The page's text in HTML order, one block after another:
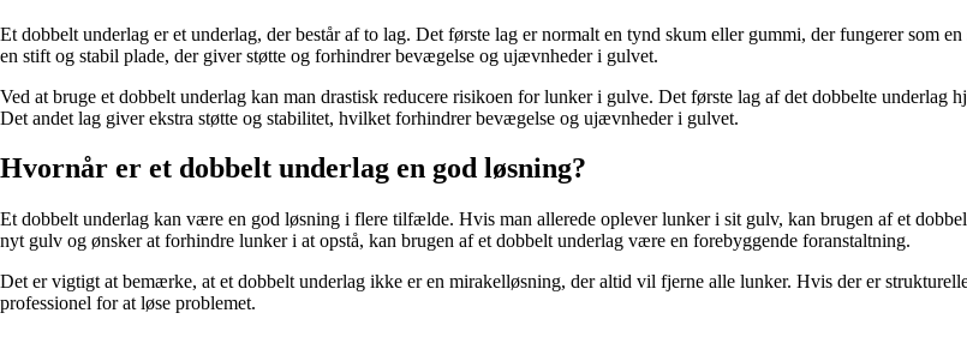
Et dobbelt underlag er et underlag, der består af to lag. Det første lag er normalt en tynd skum eller gummi, der fungerer som
en stift og stabil plade, der giver støtte og forhindrer bevægelse og ujævnheder i gulvet.
Ved at bruge et dobbelt underlag kan man drastisk reducere risikoen for lunker i gulve. Det første lag af det dobbelte underlag
Det andet lag giver ekstra støtte og stabilitet, hvilket forhindrer bevægelse og ujævnheder i gulvet.
Hvornår er et dobbelt underlag en god løsning?
Et dobbelt underlag kan være en god løsning i flere tilfælde. Hvis man allerede oplever lunker i sit gulv, kan brugen af et
nyt gulv og ønsker at forhindre lunker i at opstå, kan brugen af et dobbelt underlag være en forebyggende foranstaltning.
Det er vigtigt at bemærke, at et dobbelt underlag ikke er en mirakelløsning, der altid vil fjerne alle lunker. Hvis der er
professionel for at løse problemet.